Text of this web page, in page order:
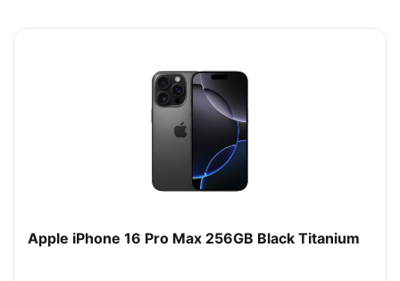
Apple iPhone 16 Pro Max 256GB Black Titanium